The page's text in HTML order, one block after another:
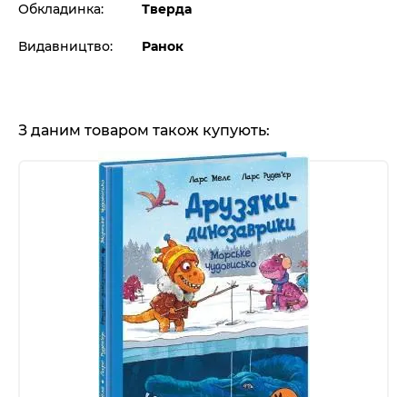
Обкладинка: Тверда
Видавництво: Ранок
З даним товаром також купують: